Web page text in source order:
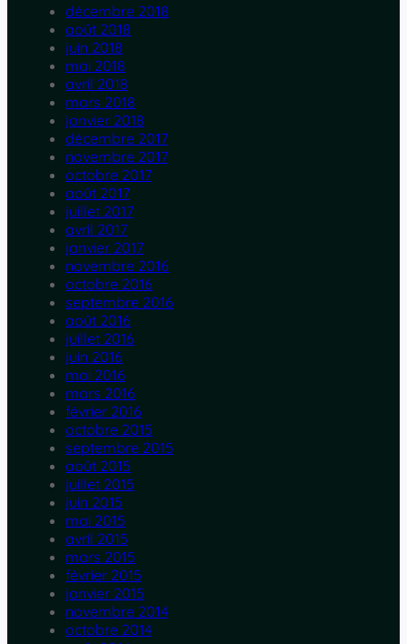
décembre 2018
août 2018
juin 2018
mai 2018
avril 2018
mars 2018
janvier 2018
décembre 2017
novembre 2017
octobre 2017
août 2017
juillet 2017
avril 2017
janvier 2017
novembre 2016
octobre 2016
septembre 2016
août 2016
juillet 2016
juin 2016
mai 2016
mars 2016
février 2016
octobre 2015
septembre 2015
août 2015
juillet 2015
juin 2015
mai 2015
avril 2015
mars 2015
février 2015
janvier 2015
novembre 2014
octobre 2014